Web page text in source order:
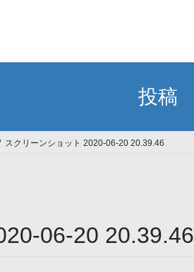
投稿
スクリーンショット 2020-06-20 20.39.46
06-20 20.39.46